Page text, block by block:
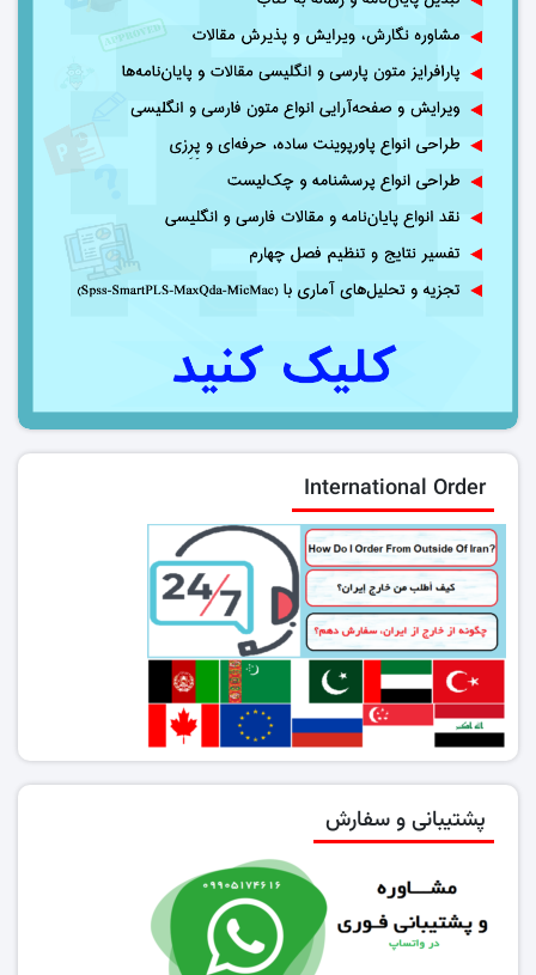
International Order
پشتیبانی و سفارش